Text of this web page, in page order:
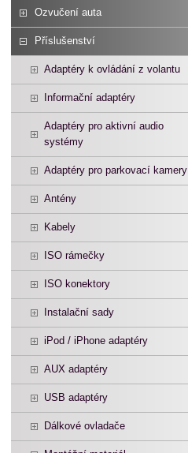
Ozvučení auta
Příslušenství
Adaptéry k ovládání z volantu
Informační adaptéry
Adaptéry pro aktivní audio
systémy
Adaptéry pro parkovací kamery
Antény
Kabely
ISO rámečky
ISO konektory
Instalační sady
iPod / iPhone adaptéry
AUX adaptéry
USB adaptéry
Dálkové ovladače